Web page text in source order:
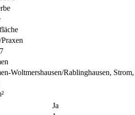
Woltmershausen/Rablinghausen,
Ja